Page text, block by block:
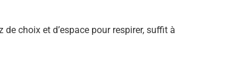
choix et d’espace pour respirer, suffit à